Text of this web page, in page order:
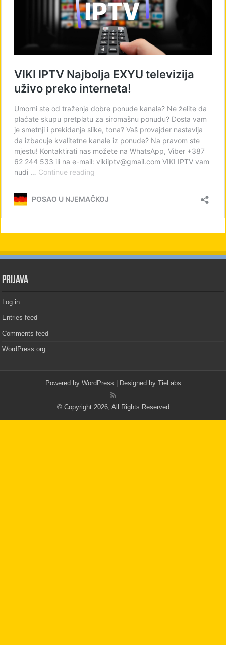
PRIJAVA
Log in
Entries feed
Comments feed
WordPress.org
Powered by WordPress | Designed by TieLabs
© Copyright 2026, All Rights Reserved